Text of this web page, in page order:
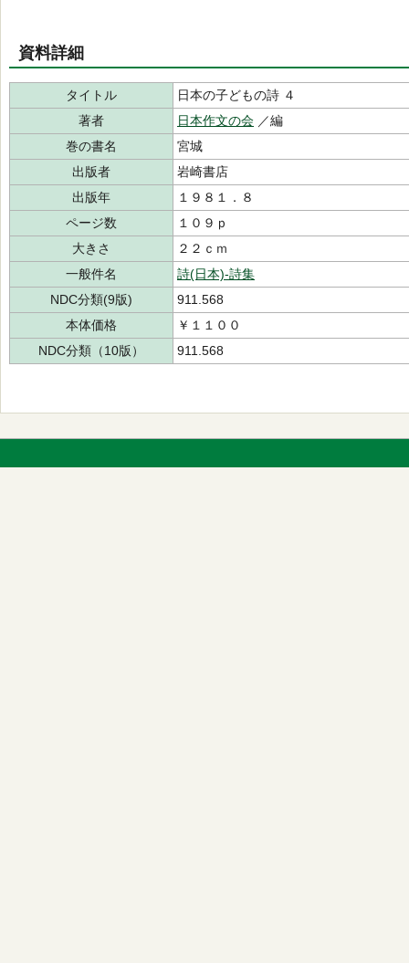
資料詳細
タイトル
日本の子どもの詩 ４
著者
日本作文の会 ／編
巻の書名
宮城
出版者
岩崎書店
出版年
１９８１．８
ページ数
１０９ｐ
大きさ
２２ｃｍ
一般件名
詩(日本)-詩集
NDC分類(9版)
911.568
本体価格
￥１１００
NDC分類（10版）
911.568